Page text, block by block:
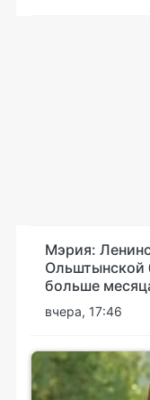
Мэрия:
Ольштынской
больше
вчера, 17:46